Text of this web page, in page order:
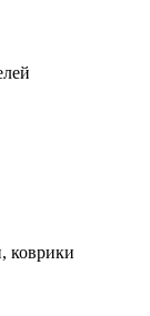
коврики